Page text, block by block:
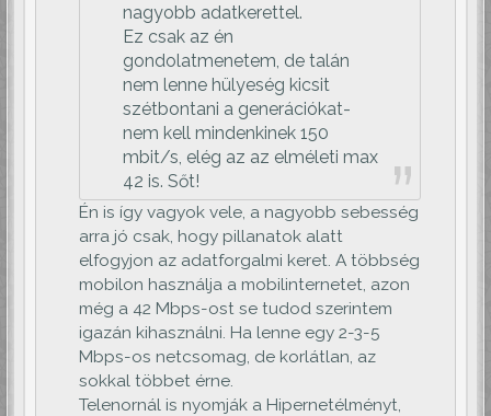
nagyobb adatkerettel.
Ez csak az én
gondolatmenetem, de talán
nem lenne hülyeség kicsit
szétbontani a generációkat-
nem kell mindenkinek 150
mbit/s, elég az az elméleti max
42 is. Sőt!
Én is így vagyok vele, a nagyobb sebesség
arra jó csak, hogy pillanatok alatt
elfogyjon az adatforgalmi keret. A többség
mobilon használja a mobilinternetet, azon
még a 42 Mbps-ost se tudod szerintem
igazán kihasználni. Ha lenne egy 2-3-5
Mbps-os netcsomag, de korlátlan, az
sokkal többet érne.
Telenornál is nyomják a Hipernetélményt,